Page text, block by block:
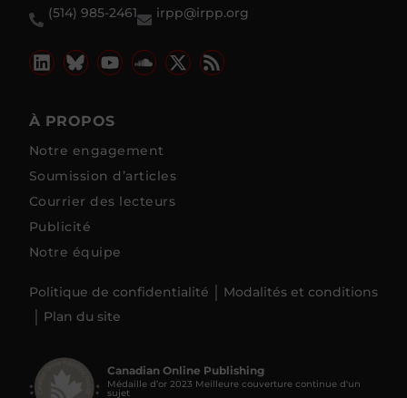
(514) 985-2461
irpp@irpp.org
À PROPOS
Notre engagement
Soumission d’articles
Courrier des lecteurs
Publicité
Notre équipe
Politique de confidentialité
Modalités et conditions
Plan du site
Canadian Online Publishing
Médaille d’or 2023 Meilleure couverture continue d'un
sujet